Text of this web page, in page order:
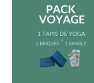
118,00€.